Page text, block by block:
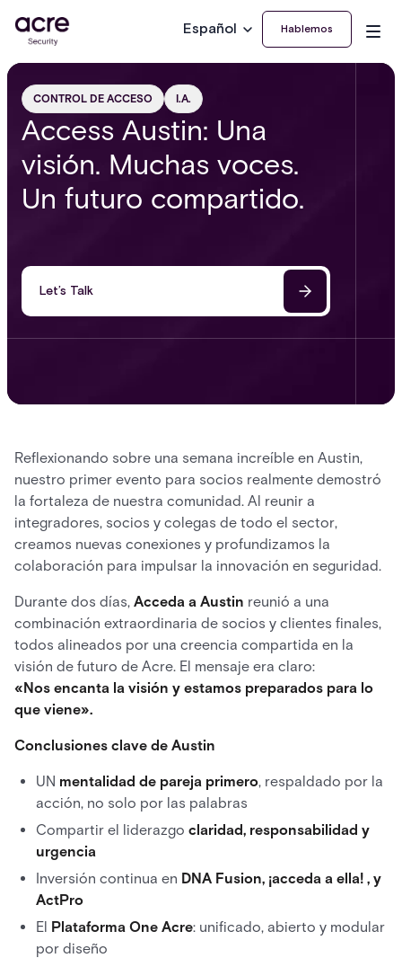
Español Hablemos
CONTROL DE ACCESO I.A.
Access Austin: Una
visión. Muchas voces.
Un futuro compartido.
Let’s Talk
Reflexionando sobre una semana increíble en Austin,
nuestro primer evento para socios realmente demostró
la fortaleza de nuestra comunidad. Al reunir a
integradores, socios y colegas de todo el sector,
creamos nuevas conexiones y profundizamos la
colaboración para impulsar la innovación en seguridad.
Durante dos días, Acceda a Austin reunió a una
combinación extraordinaria de socios y clientes finales,
todos alineados por una creencia compartida en la
visión de futuro de Acre. El mensaje era claro:
«Nos encanta la visión y estamos preparados para lo
que viene».
Conclusiones clave de Austin
UN mentalidad de pareja primero, respaldado por la
acción, no solo por las palabras
Compartir el liderazgo claridad, responsabilidad y
urgencia
Inversión continua en DNA Fusion, ¡acceda a ella! , y
ActPro
El Plataforma One Acre: unificado, abierto y modular
por diseño